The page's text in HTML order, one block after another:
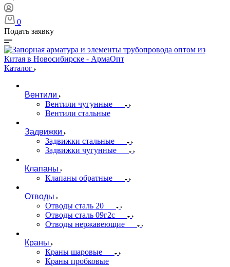
0
Подать заявку
Каталог
Вентили
Вентили чугунные
Вентили стальные
Задвижки
Задвижки стальные
Задвижки чугунные
Клапаны
Клапаны обратные
Отводы
Отводы сталь 20
Отводы сталь 09г2с
Отводы нержавеющие
Краны
Краны шаровые
Краны пробковые